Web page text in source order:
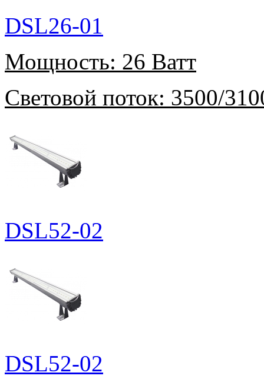
DSL26-01
Мощность: 26 Ватт
Световой поток: 3500/
DSL52-02
DSL52-02